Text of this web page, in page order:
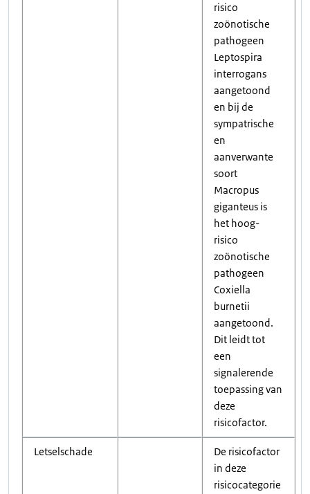
risico
zoönotische
pathogeen
Leptospira
interrogans
aangetoond
en bij de
sympatrische
en
aanverwante
soort
Macropus
giganteus is
het hoog-
risico
zoönotische
pathogeen
Coxiella
burnetii
aangetoond.
Dit leidt tot
een
signalerende
toepassing van
deze
risicofactor.
Letselschade
De risicofactor
in deze
risicocategorie